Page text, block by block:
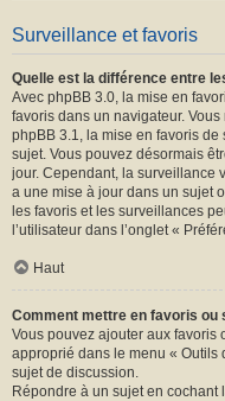
Surveillance et favoris
Quelle est la différence entre
Avec phpBB 3.0, la mise en
favoris dans un navigateur.
phpBB 3.1, la mise en favoris de
sujet. Vous pouvez désormais
jour. Cependant, la surveillance
a une mise à jour dans un sujet
les favoris et les surveillances
l’utilisateur dans l’onglet «
Haut
Comment mettre en favoris ou
Vous pouvez ajouter aux favoris
approprié dans le menu « Outils
sujet de discussion.
Répondre à un sujet en cochant